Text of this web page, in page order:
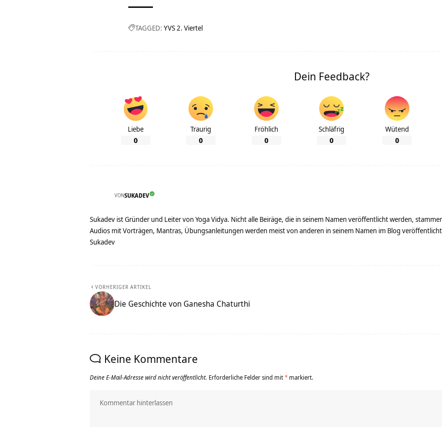
TAGGED: YVS 2. Viertel
Dein Feedback?
Liebe
0
Traurig
0
Fröhlich
0
Schläfrig
0
Wütend
0
VONSUKADEV
Sukadev ist Gründer und Leiter von Yoga Vidya. Nicht alle Beiräge, die in seinem Namen veröffentlicht werden,
Audios mit Vorträgen, Mantras, Übungsanleitungen werden meist von anderen in seinem Namen im Blog
Sukadev
VORHERIGER ARTIKEL
Die Geschichte von Ganesha Chaturthi
Keine Kommentare
Deine E-Mail-Adresse wird nicht veröffentlicht. Erforderliche Felder sind mit* markiert.